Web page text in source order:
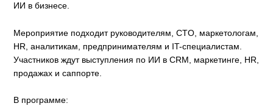
ИИ в бизнесе.
Мероприятие подходит руководителям, CTO, маркетологам,
HR, аналитикам, предпринимателям и IT-специалистам.
Участников ждут выступления по ИИ в CRM, маркетинге, HR,
продажах и саппорте.
В программе: